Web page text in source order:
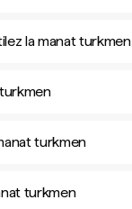
la manat turkmen
turkmen
turkmen